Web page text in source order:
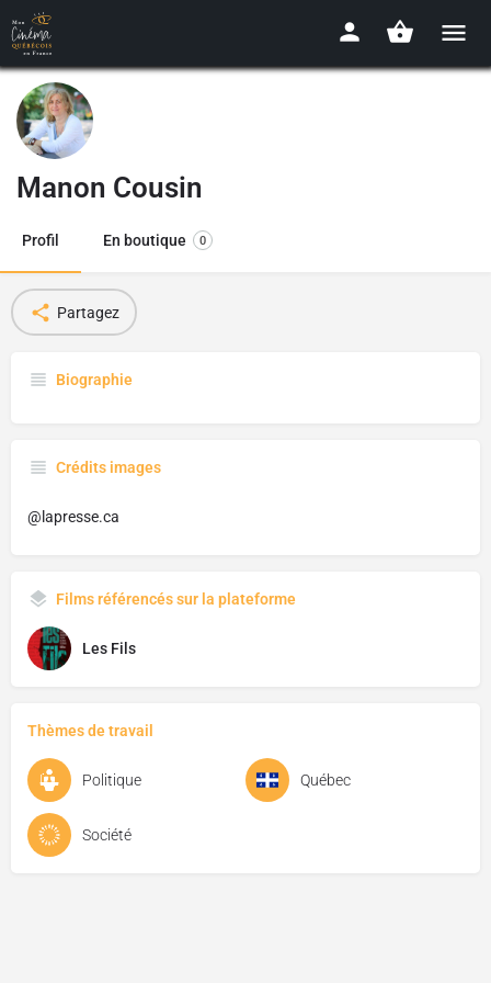
Manon Cousin
Profil En boutique 0
Partagez
Biographie
Crédits images
@lapresse.ca
Films référencés sur la plateforme
Les Fils
Thèmes de travail
Politique Québec
Société